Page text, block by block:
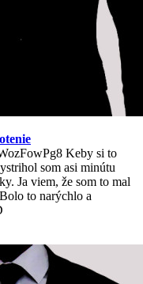
Keby si to
som asi minútu
Ja viem, že som to mal
to narýchlo a